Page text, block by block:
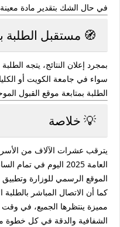
في حال الشك بتقدير مادة
🧭 مستقبل الطلبة
بمجرد إعلان النتائج، يتجه
سواء في جامعة الكويت أو
الطلبة بمتابعة موقع القبول
💡 خلاصة
يترقب عشرات الآلاف من
العامة 2025 اليوم في تمام الساعة 11 صباحًا
الموقع الرسمي للوزارة
كما أن الاتصال المباشر بالطلبة
مميزة ينتظرها الجميع، في وقت
الشفافية والدقة في كل خطوة